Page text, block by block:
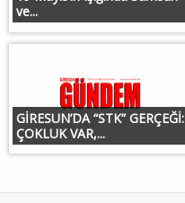
ve...
GİRESUN’DA “STK” GERÇEĞİ:
ÇOKLUK VAR,...